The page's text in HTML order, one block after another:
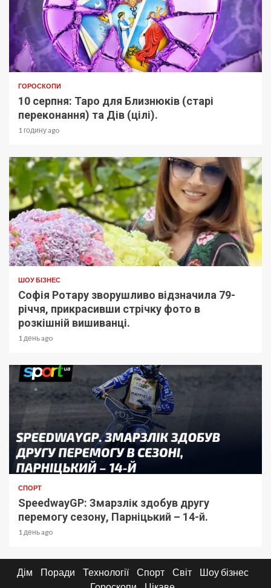
ГОРОСКОПИ
10 серпня: Таро для Близнюків (старі
переконання) та Дів (цілі).
1 годину ago
ШОУ БІЗНЕС
Софія Ротару зворушливо відзначила 79-
річчя, прикрасивши стрічку фото в
розкішній вишиванці.
1 день ago
СПОРТ
SpeedwayGP: Змарзлік здобув другу
перемогу сезону, Парніцький – 14-й.
1 день ago
Дім Поради Технології Спорт Світ
Шоу бізнес